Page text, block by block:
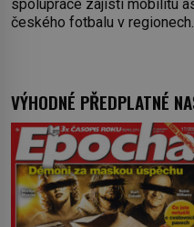
spolupráce zajistí mobilitu
českého fotbalu v
VÝHODNÉ PŘEDPLATNÉ